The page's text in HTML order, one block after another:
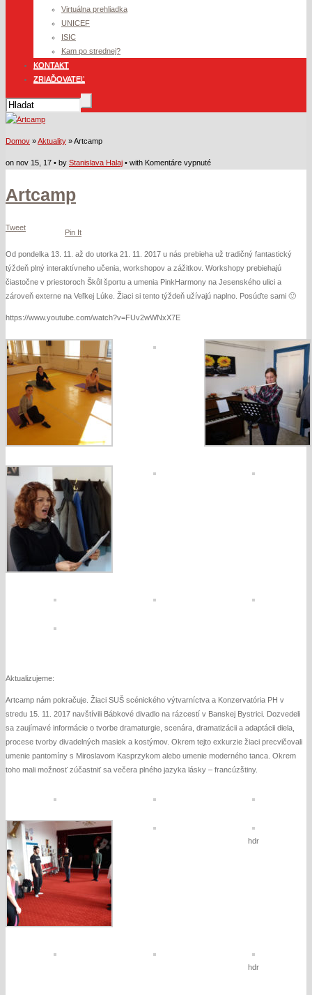
Virtuálna prehliadka
UNICEF
ISIC
Kam po strednej?
KONTAKT
ZRIAĎOVATEĽ
Domov »Aktuality » Artcamp
on nov 15, 17 • by Stanislava Halaj • with Komentáre vypnuténa
Artcamp
Tweet
Pin It
Od pondelka 13. 11. až do utorka 21. 11. 2017 u nás prebieha už tradičný fantastický
týždeň plný interaktívneho učenia, workshopov a zážitkov. Workshopy prebiehajú
čiastočne v priestoroch Škôl športu a umenia PinkHarmony na Jesenského ulici a
zároveň externe na Veľkej Lúke. Žiaci si tento týždeň užívajú naplno. Posúďte sami 🙂
https://www.youtube.com/watch?v=FUv2wWNxX7E
Aktualizujeme:
Artcamp nám pokračuje. Žiaci SUŠ scénického výtvarníctva a Konzervatória PH v
stredu 15. 11. 2017 navštívili Bábkové divadlo na rázcestí v Banskej Bystrici. Dozvedeli
sa zaujímavé informácie o tvorbe dramaturgie, scenára, dramatizácii a adaptácii diela,
procese tvorby divadelných masiek a kostýmov. Okrem tejto exkurzie žiaci precvičovali
umenie pantomíny s Miroslavom Kasprzykom alebo umenie moderného tanca. Okrem
toho mali možnosť zúčastniť sa večera plného jazyka lásky – francúzštiny.
hdr
hdr